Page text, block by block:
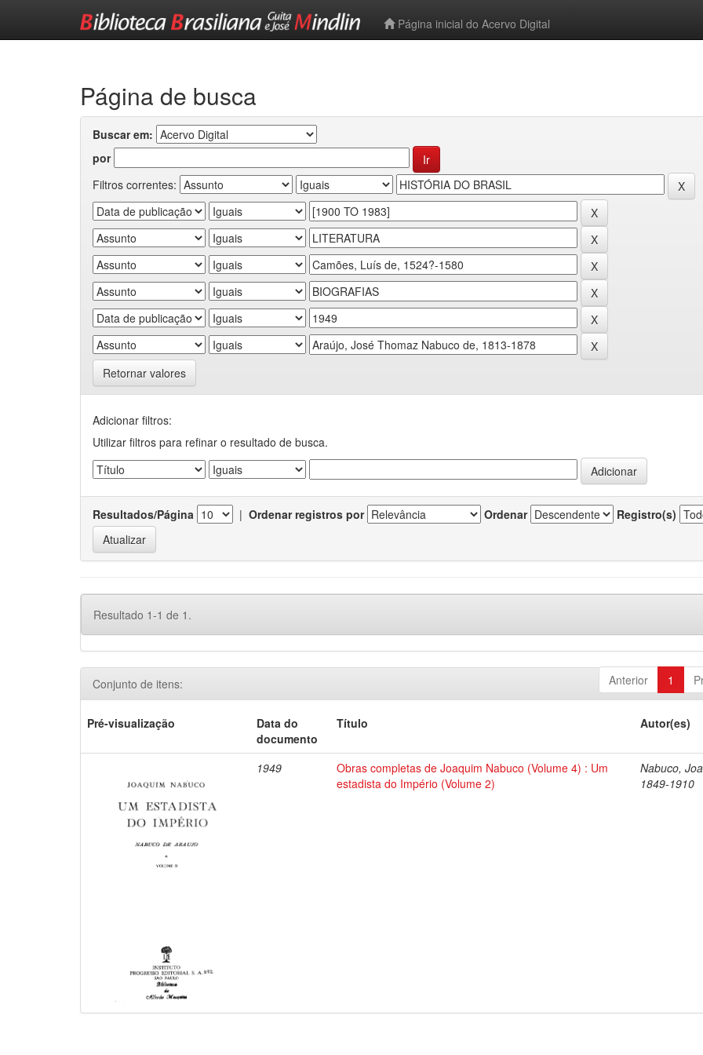
Página inicial do Acervo Digital
Página de busca
Buscar em:
por
Filtros correntes:
Retornar valores
Adicionar filtros:
Utilizar filtros para refinar o resultado de busca.
Resultados/Página | Ordenar registros por Ordenar Registro(s)
Resultado 1-1 de 1.
Anterior 1
Conjunto de itens:
Pré-visualização
Data do
documento
Título Autor(es)
1949
Obras completas de Joaquim Nabuco (Volume 4) : Um
estadista do Império (Volume 2)
Nabuco,
1849-1910